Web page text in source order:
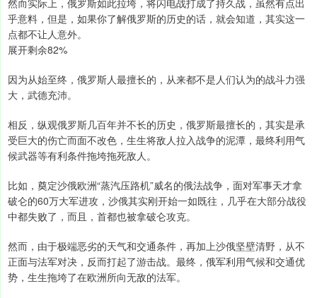
乎意料，但是，如果你了解俄罗斯的历史的话，就会知道，其实这一
点都不让人意外。
展开剩余82%
因为从始至终，俄罗斯人最擅长的，从来都不是人们认为的战斗力强
大，武德充沛。
相反，纵观俄罗斯几百年并不长的历史，俄罗斯最擅长的，其实是承
受巨大的伤亡而面不改色，生生将敌人拉入战争的泥潭，最终利用气
候武器等有利条件拖垮拖死敌人。
比如，奠定沙俄欧洲“蒸汽压路机”威名的俄法战争，面对军事天才拿
破仑的60万大军进攻，沙俄其实刚开始一如既往，几乎在大部分战役
中都失败了，而且，首都也被拿破仑攻克。
然而，由于极端恶劣的天气和交通条件，再加上沙俄坚壁清野，从不
正面与法军对决，反而打起了游击战。最终，俄军利用气候和交通优
势，生生拖垮了在欧洲所向无敌的法军。